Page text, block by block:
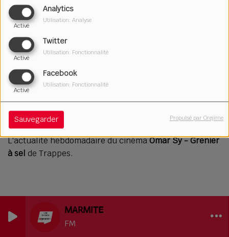
Analytics
Activé
Utilisation: Analyse
Twitter
Activé
Utilisation: Fonctionnalité
Facebook
Activé
Utilisation: Fonctionnalité
Sauvegarder Propulsé par Orejime
MARMITE
FM
Écouter le podcast
Télécharger le podcast
L'actualité hebdomadaire du cinémaOmar Sy - Grenier
à sel de Trappes.